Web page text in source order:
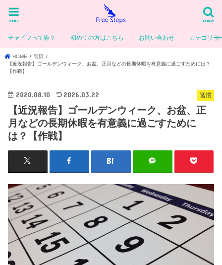
search
menu
チャイフって誰？ 初めての方はこちら お問い合わせ カテゴリー
HOME
習慣
【近況報告】ゴールデンウィーク、お盆、正月などの長期休暇を有意義に過ごすためには？
【作戦】
習慣
2020.08.10 2026.03.22
【近況報告】ゴールデンウィーク、お盆、正
月などの長期休暇を有意義に過ごすために
は？【作戦】